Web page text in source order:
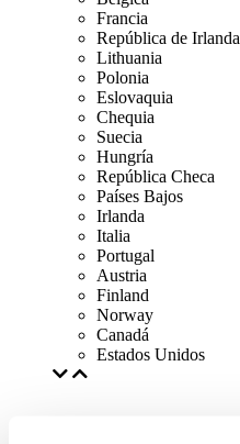
Francia
República de Irlanda
Lithuania
Polonia
Eslovaquia
Chequia
Suecia
Hungría
República Checa
Países Bajos
Irlanda
Italia
Portugal
Austria
Finland
Norway
Canadá
Estados Unidos